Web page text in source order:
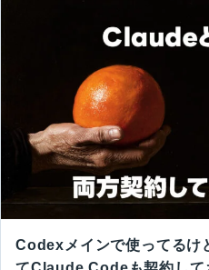
Codexメインで使ってるけ